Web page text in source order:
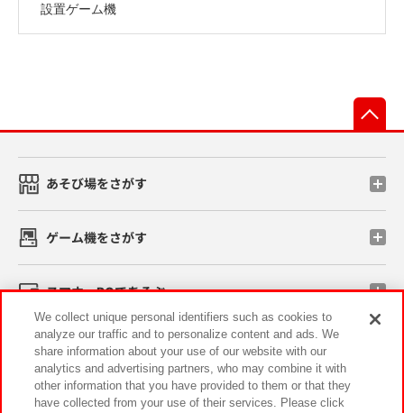
設置ゲーム機
あそび場をさがす
ゲーム機をさがす
スマホ・PCであそぶ
イベント・キャンペーン
We collect unique personal identifiers such as cookies to
analyze our traffic and to personalize content and ads. We
share information about your use of our website with our
analytics and advertising partners, who may combine it with
other information that you have provided to them or that they
have collected from your use of their services. Please click